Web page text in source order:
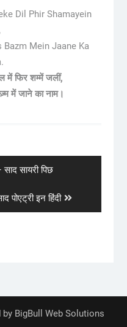
Dil Phir Shamayein
Bazm Mein Jaane Ka
में फिर शम्में जलीं,
में जाने का नाम।
सायरी पिछ
इन हिंदी
BigBull Web Solutions